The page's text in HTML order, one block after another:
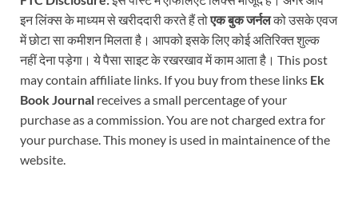
इन लिंक्स के माध्यम से खरीददारी करते हैं तोएक बुक जर्नलको उसके एवज
में छोटा सा कमीशन मिलता है। आपको इसके लिए कोई अतिरिक्त शुल्क
नहीं देना पड़ेगा। ये पैसा साइट के रखरखाव में काम आता है। This post
may contain affiliate links. If you buy from these links Ek
Book Journal receives a small percentage of your
purchase as a commission. You are not charged extra for
your purchase. This money is used in maintainence of the
website.